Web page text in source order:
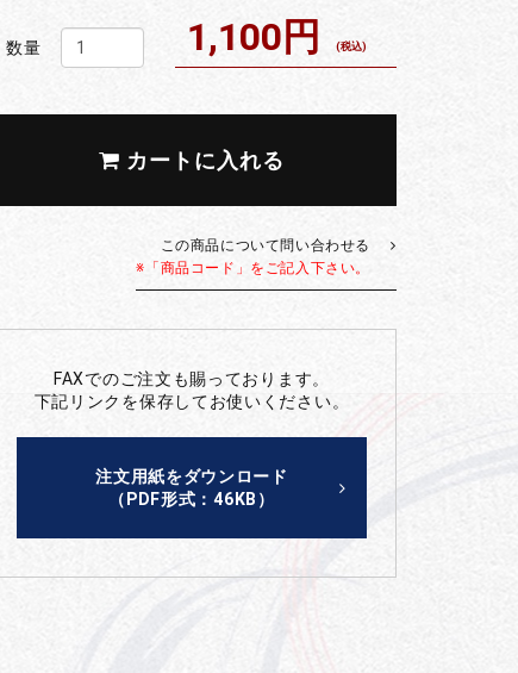
数量 1,100円 (税込)
カートに入れる
この商品について問い合わせる
※「商品コード」をご記入下さい。
FAXでのご注文も賜っております。
下記リンクを保存してお使いください。
注文用紙をダウンロード
（PDF形式：46KB）